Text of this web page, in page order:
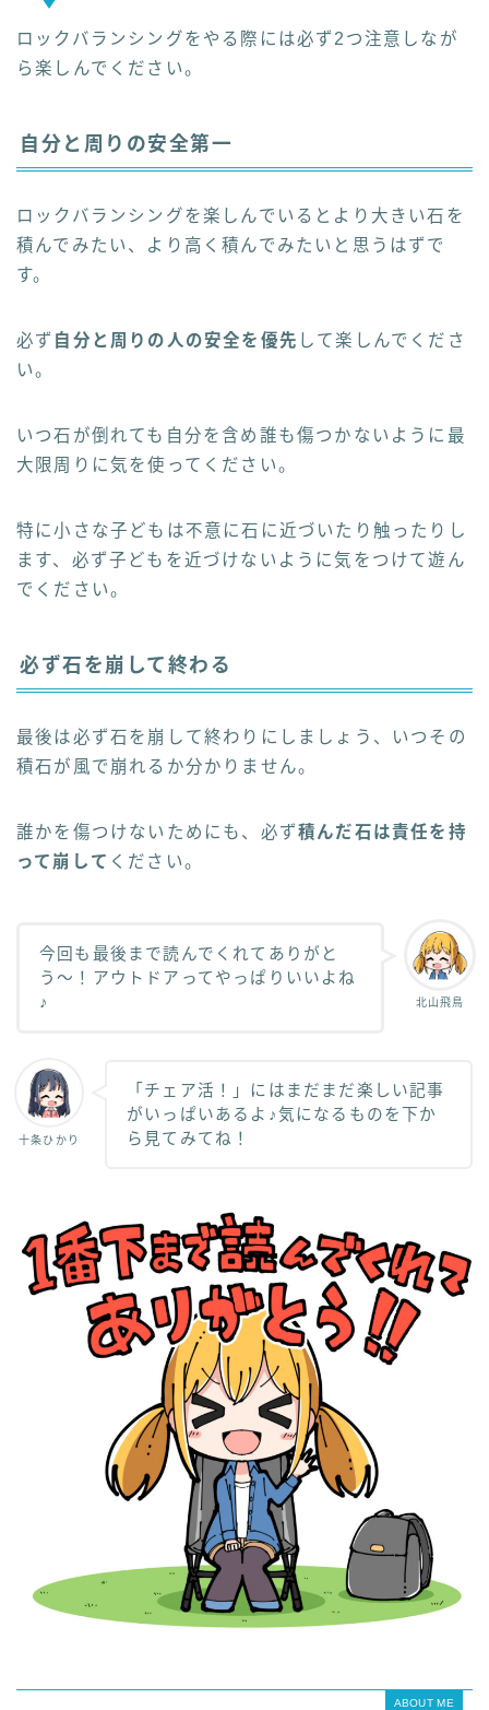
ロックバランシングをやる際には必ず2つ注意しなが
ら楽しんでください。
自分と周りの安全第一
ロックバランシングを楽しんでいるとより大きい石を
積んでみたい、より高く積んでみたいと思うはずで
す。
必ず 自分と周りの人の安全を優先 して楽しんでくださ
い。
いつ石が倒れても自分を含め誰も傷つかないように最
大限周りに気を使ってください。
特に小さな子どもは不意に石に近づいたり触ったりし
ます、必ず子どもを近づけないように気をつけて遊ん
でください。
必ず石を崩して終わる
最後は必ず石を崩して終わりにしましょう、いつその
積石が風で崩れるか分かりません。
誰かを傷つけないためにも、必ず積んだ石は責任を持
って崩して ください。
北山飛鳥
今回も最後まで読んでくれてありがと
う〜！アウトドアってやっぱりいいよね
♪
十条ひかり
「チェア活！」にはまだまだ楽しい記事
がいっぱいあるよ♪気になるものを下か
ら見てみてね！
ABOUT ME